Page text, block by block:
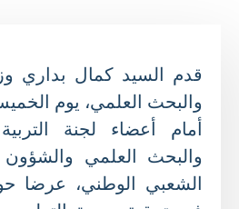
قدم السيد كمال بداري
أمام أعضاء لجنة التربية
والبحث العلمي والشؤون
الشعبي الوطني، عرضا